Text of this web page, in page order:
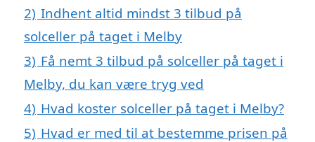
2) Indhent altid mindst 3 tilbud på
solceller på taget i Melby
3) Få nemt 3 tilbud på solceller på taget i
Melby, du kan være tryg ved
4) Hvad koster solceller på taget i Melby?
5) Hvad er med til at bestemme prisen på